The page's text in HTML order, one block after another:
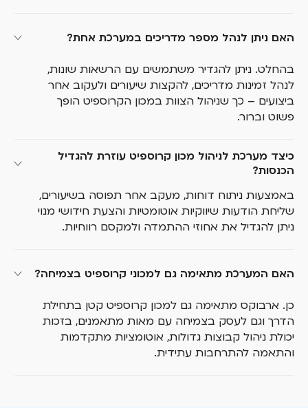
האם ניתן לנהל מספר מדריכים במערכת אחת?
בהחלט. ניתן להגדיר משתמשים עם הרשאות שונות,
לנהל זמינות מדריכים, להקצות שיעורים ולעקוב אחר
ביצועים – כך שניהול הצוות במכון הקרוספיט הופך
פשוט וברור.
כיצד מערכת לניהול מכון קרוספיט עוזרת להגדיל
הכנסות?
באמצעות ניתוח דוחות, מעקב אחר תפוסה בשיעורים,
שליחת הודעות שיווקיות אוטומטיות והצעת חידושי מנוי
ניתן להגדיל את אחוזי ההתמדה ולמקסם רווחיות.
האם המערכת מתאימה גם למכוני קרוספיט בצמיחה?
כן. ארבוקס מתאימה גם למכון קרוספיט קטן בתחילת
הדרך וגם לעסק בצמיחה עם מאות מתאמנים, בזכות
יכולת ניהול קבוצות גדולות, אוטומציות מתקדמות
והתאמה להתרחבות עתידית.